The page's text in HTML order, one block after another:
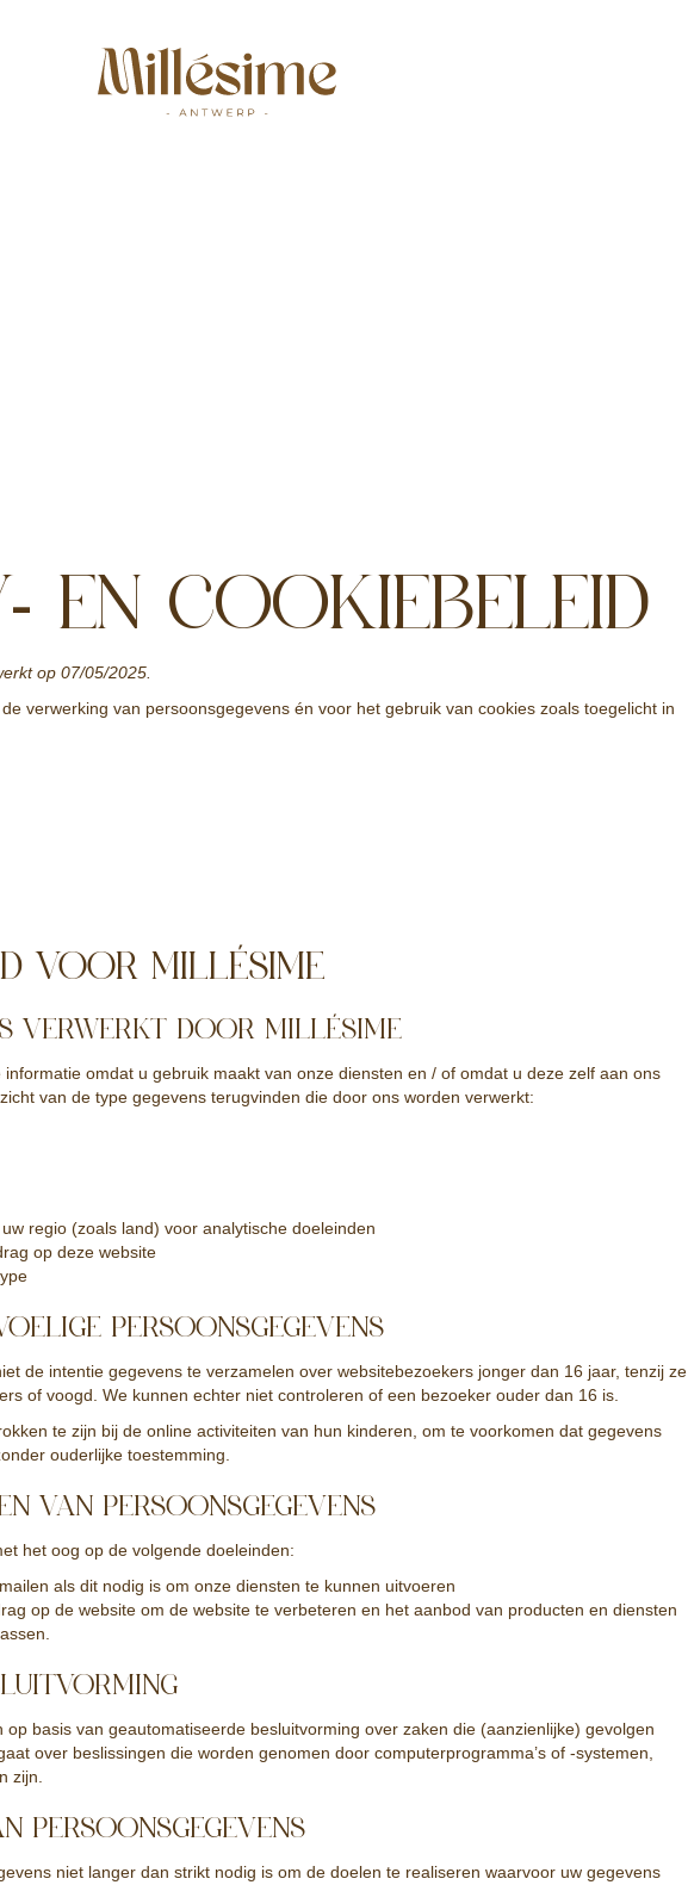
EN COOKIEBELEID
op 07/05/2025.
verwerking van persoonsgegevens én voor het gebruik van cookies zoals toegelicht in
VOOR MILLÉSIME
VERWERKT DOOR MILLÉSIME
omdat u gebruik maakt van onze diensten en / of omdat u deze zelf aan ons
van de type gegevens terugvinden die door ons worden verwerkt:
regio (zoals land) voor analytische doeleinden
op deze website
PERSOONSGEGEVENS
de intentie gegevens te verzamelen over websitebezoekers jonger dan 16 jaar, tenzij ze
of voogd. We kunnen echter niet controleren of een bezoeker ouder dan 16 is.
te zijn bij de online activiteiten van hun kinderen, om te voorkomen dat gegevens
ouderlijke toestemming.
VAN PERSOONSGEGEVENS
het oog op de volgende doeleinden:
als dit nodig is om onze diensten te kunnen uitvoeren
op de website om de website te verbeteren en het aanbod van producten en diensten
op basis van geautomatiseerde besluitvorming over zaken die (aanzienlijke) gevolgen
over beslissingen die worden genomen door computerprogramma’s of -systemen,
zijn.
PERSOONSGEGEVENS
niet langer dan strikt nodig is om de doelen te realiseren waarvoor uw gegevens